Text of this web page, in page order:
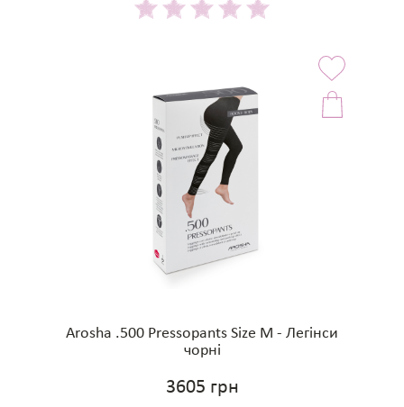
Arosha .500 Pressopants Size M - Легінси
чорні
3605 грн